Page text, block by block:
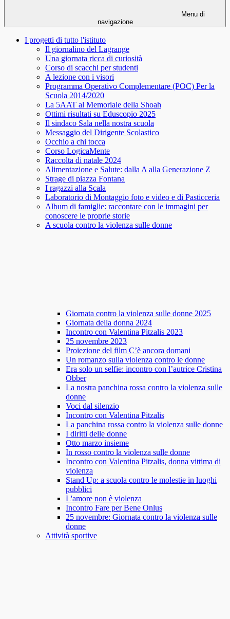
Menu di
navigazione
I progetti di tutto l'istituto
Il giornalino del Lagrange
Una giornata ricca di curiosità
Corso di scacchi per studenti
A lezione con i visori
Programma Operativo Complementare (POC) Per la
Scuola 2014/2020
La 5AAT al Memoriale della Shoah
Ottimi risultati su Eduscopio 2025
Il sindaco Sala nella nostra scuola
Messaggio del Dirigente Scolastico
Occhio a chi tocca
Corso LogicaMente
Raccolta di natale 2024
Alimentazione e Salute: dalla A alla Generazione Z
Strage di piazza Fontana
I ragazzi alla Scala
Laboratorio di Montaggio foto e video e di Pasticceria
Album di famiglie: raccontare con le immagini per
conoscere le proprie storie
A scuola contro la violenza sulle donne
Giornata contro la violenza sulle donne 2025
Giornata della donna 2024
Incontro con Valentina Pitzalis 2023
25 novembre 2023
Proiezione del film C’è ancora domani
Un romanzo sulla violenza contro le donne
Era solo un selfie: incontro con l’autrice Cristina
Obber
La nostra panchina rossa contro la violenza sulle
donne
Voci dal silenzio
Incontro con Valentina Pitzalis
La panchina rossa contro la violenza sulle donne
I diritti delle donne
Otto marzo insieme
In rosso contro la violenza sulle donne
Incontro con Valentina Pitzalis, donna vittima di
violenza
Stand Up: a scuola contro le molestie in luoghi
pubblici
L'amore non è violenza
Incontro Fare per Bene Onlus
25 novembre: Giornata contro la violenza sulle
donne
Attività sportive